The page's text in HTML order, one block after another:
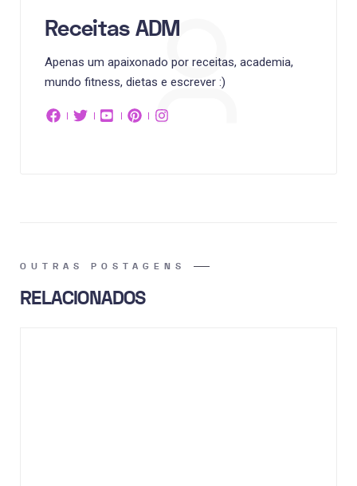
Receitas ADM
Apenas um apaixonado por receitas, academia,
mundo fitness, dietas e escrever :)
OUTRAS POSTAGENS
RELACIONADOS